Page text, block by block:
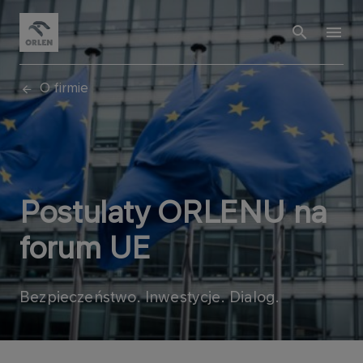
O firmie
Postulaty ORLENU na
forum UE
Bezpieczeństwo. Inwestycje. Dialog.